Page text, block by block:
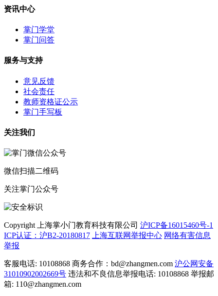
资讯中心
掌门学堂
掌门问答
服务与支持
意见反馈
社会责任
教师资格证公示
掌门手写板
关注我们
微信扫描二维码
关注掌门公众号
Copyright 上海掌小门教育科技有限公司 沪ICP备16015460号-1
ICP认证：沪B2-20180817
上海互联网举报中心 网络有害信息
举报
客服电话: 10108868 商务合作：bd@zhangmen.com 沪公网安备
31010902002669号 违法和不良信息举报电话: 10108868 举报邮
箱: 110@zhangmen.com